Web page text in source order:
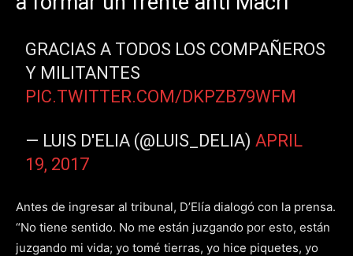
GRACIAS A TODOS LOS COMPAÑEROS
Y MILITANTES
PIC.TWITTER.COM/DKPZB79WFM
— LUIS D'ELIA (@LUIS_DELIA)APRIL
19, 2017
Antes de ingresar al tribunal, D’Elía dialogó con la prensa.
“No tiene sentido. No me están juzgando por esto, están
juzgando mi vida; yo tomé tierras, yo hice piquetes, yo